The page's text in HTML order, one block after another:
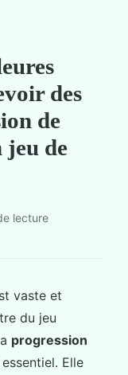
des
de
jeu de
lecture
vaste et
du jeu
progression
Elle